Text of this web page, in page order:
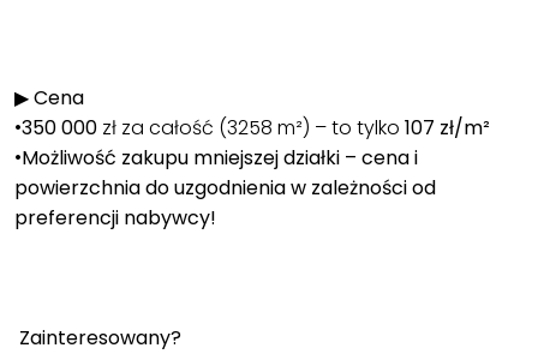
▶Cena
•350 000 zł za całość (3258 m²) – to tylko 107 zł/m²
•Możliwość zakupu mniejszej działki – cena i
powierzchnia do uzgodnienia w zależności od
preferencji nabywcy!
Zainteresowany?